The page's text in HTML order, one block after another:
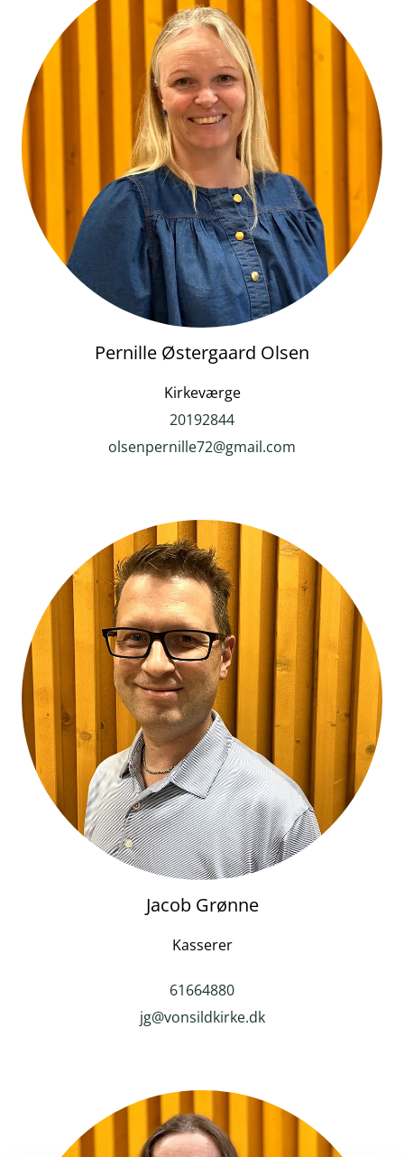
Pernille Østergaard Olsen
Kirkeværge
20192844
olsenpernille72@gmail.com
Jacob Grønne
Kasserer
61664880
jg@vonsildkirke.dk